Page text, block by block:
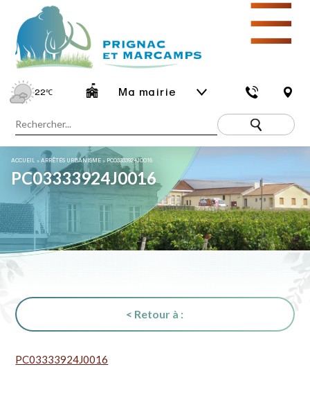
22℃ Ma mairie
☰
ACCUEIL »ARRÊTÉS URBANISME»PC03333924J0016
PC03333924J0016
< Retour à :
PC03333924J0016